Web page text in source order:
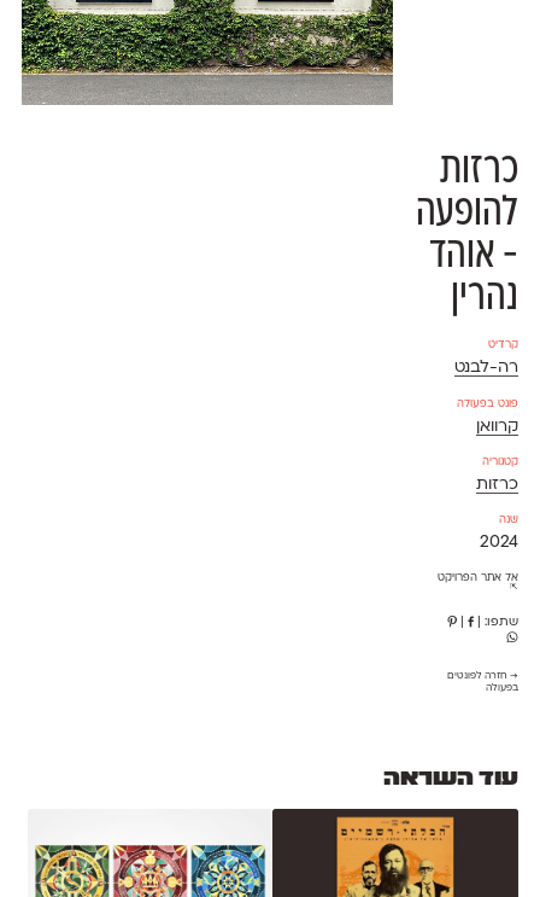
כרזות
להופעה
- אוהד
נהרין
קרדיט
רה-לבנט
פונט בפעולה
קרוואן
קטגוריה
כרזות
שנה
2024
אל אתר הפרויקט
⇱
שתפו: |
→ חזרה לפונטים
בפעולה
עוד השראה